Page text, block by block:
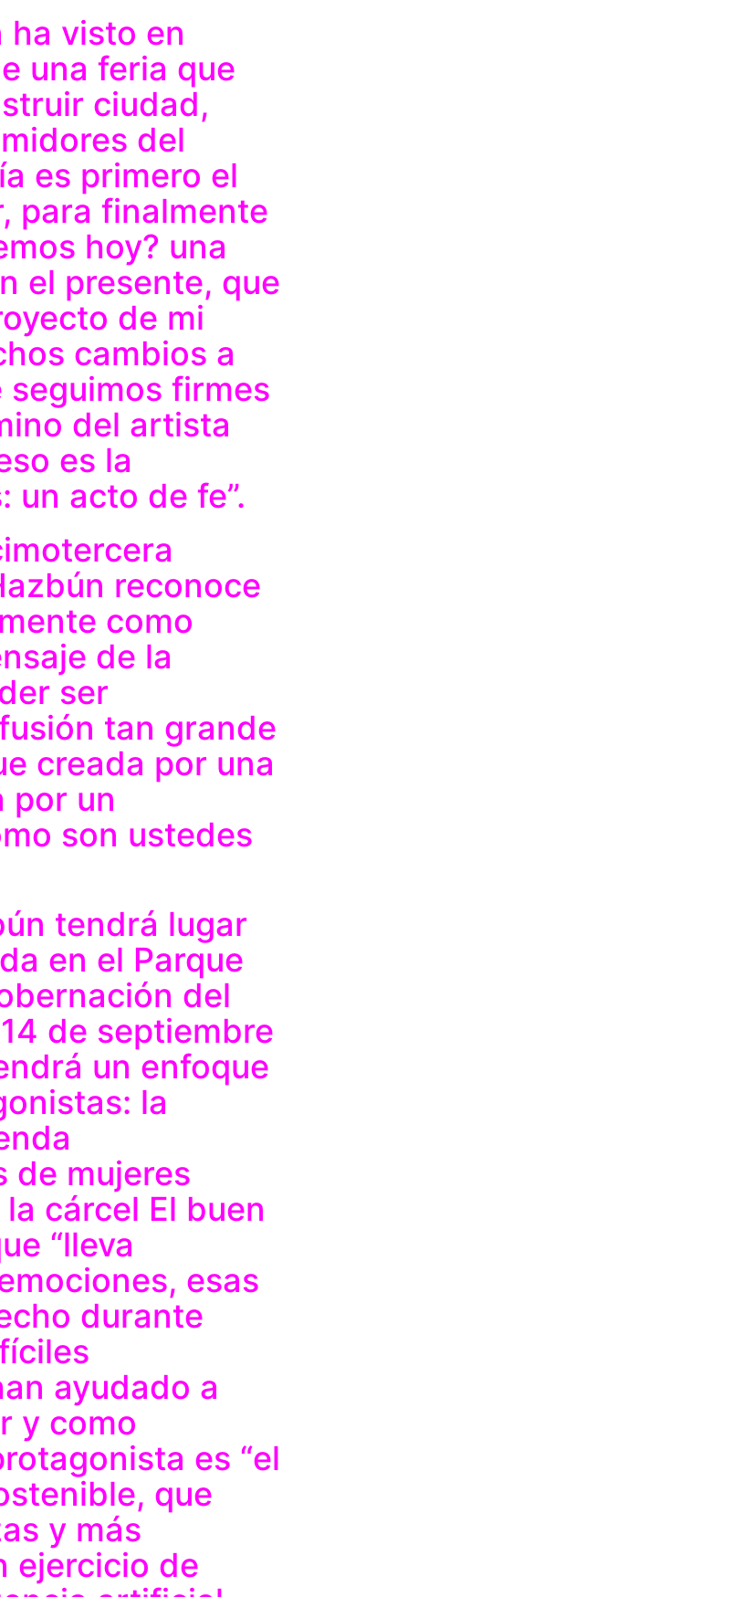
ha visto en
una feria que
ciudad,
del
es primero el
para finalmente
hoy? una
el presente, que
de mi
cambios a
firmes
del artista
es la
acto de fe”.
reconoce
como
de la
ser
tan grande
creada por una
por un
son ustedes
tendrá lugar
en el Parque
del
de septiembre
un enfoque
la
de mujeres
cárcel El buen
“lleva
esas
durante
ayudado a
y como
es “el
que
y más
ejercicio de